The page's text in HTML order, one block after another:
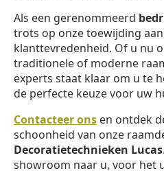
Als een gerenommeerd
trots op onze toewijding
klanttevredenheid. Of u nu
traditionele of moderne
experts staat klaar om u te
de perfecte keuze voor uw
Contacteer ons en ontdek
schoonheid van onze
Decoratietechnieken Lucas
showroom naar u, voor het